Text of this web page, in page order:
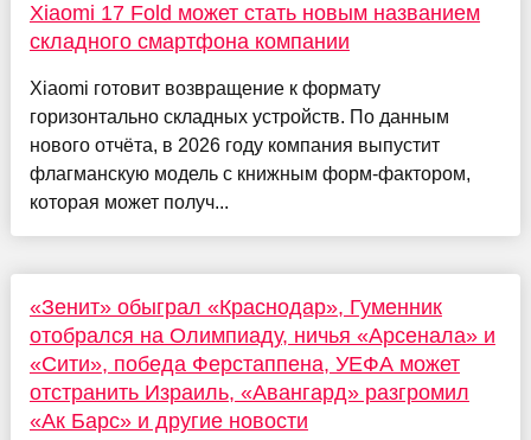
Xiaomi 17 Fold может стать новым названием
складного смартфона компании
Xiaomi готовит возвращение к формату
горизонтально складных устройств. По данным
нового отчёта, в 2026 году компания выпустит
флагманскую модель с книжным форм-фактором,
которая может получ...
«Зенит» обыграл «Краснодар», Гуменник
отобрался на Олимпиаду, ничья «Арсенала» и
«Сити», победа Ферстаппена, УЕФА может
отстранить Израиль, «Авангард» разгромил
«Ак Барс» и другие новости